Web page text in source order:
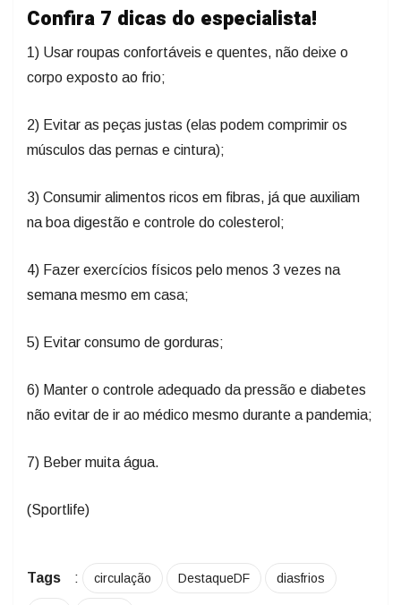
Confira 7 dicas do especialista!
1) Usar roupas confortáveis e quentes, não deixe o
corpo exposto ao frio;
2) Evitar as peças justas (elas podem comprimir os
músculos das pernas e cintura);
3) Consumir alimentos ricos em fibras, já que auxiliam
na boa digestão e controle do colesterol;
4) Fazer exercícios físicos pelo menos 3 vezes na
semana mesmo em casa;
5) Evitar consumo de gorduras;
6) Manter o controle adequado da pressão e diabetes
não evitar de ir ao médico mesmo durante a pandemia;
7) Beber muita água.
(Sportlife)
Tags : circulação DestaqueDF diasfrios